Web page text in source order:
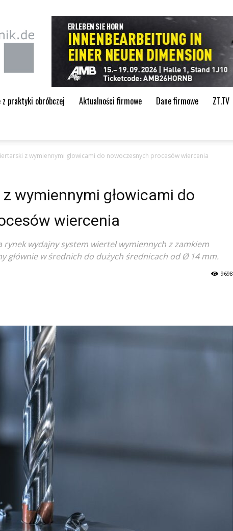
praktyki obróbczej Aktualności firmowe Dane firmowe ZT.TV
z wymiennymi głowicami do nowoczesnych procesów wiercenia
wymiennymi głowicami do
wiercenia
wydajny system wierteł wymiennych z zamkiem
głównie w średnich do dużych średnicach od Ø 14 mm.
9698